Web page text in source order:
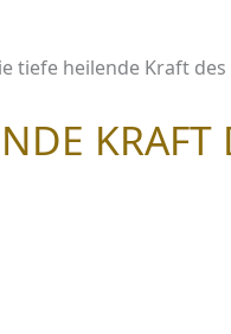
tiefe heilende Kraft
KRAFT